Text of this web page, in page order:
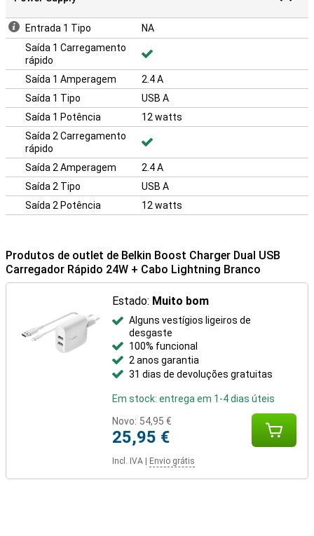
Entrada 1 Tipo
NA
Saída 1 Carregamento
rápido
Saída 1 Amperagem
2.4 A
Saída 1 Tipo
USB A
Saída 1 Potência
12 watts
Saída 2 Carregamento
rápido
Saída 2 Amperagem
2.4 A
Saída 2 Tipo
USB A
Saída 2 Potência
12 watts
Produtos de outlet de Belkin Boost Charger Dual USB
Carregador Rápido 24W + Cabo Lightning Branco
Estado: Muito bom
Alguns vestígios ligeiros de
desgaste
100% funcional
2 anos garantia
31 dias de devoluções gratuitas
Em stock: entrega em 1-4 dias úteis
Novo: 54,95 €
25,95 €
Incl. IVA Envio grátis